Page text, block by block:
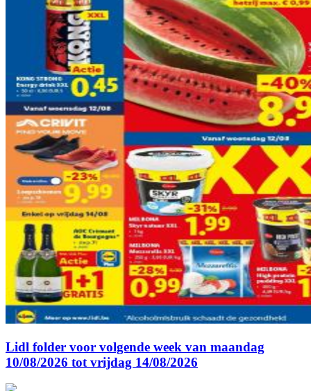
Lidl folder voor volgende week van maandag
10/08/2026 tot vrijdag 14/08/2026